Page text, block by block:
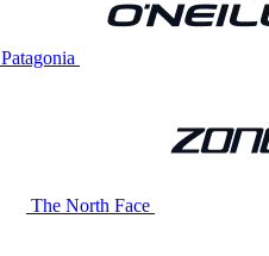
Patagonia
The North Face